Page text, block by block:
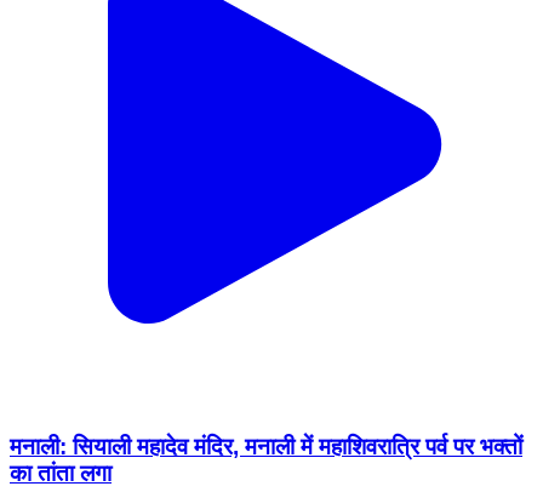
मनाली: सियाली महादेव मंदिर, मनाली में महाशिवरात्रि पर्व पर भक्तों
का तांता लगा